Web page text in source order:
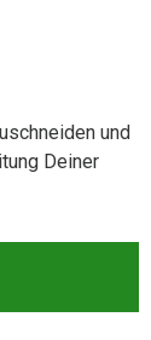
und
Deiner